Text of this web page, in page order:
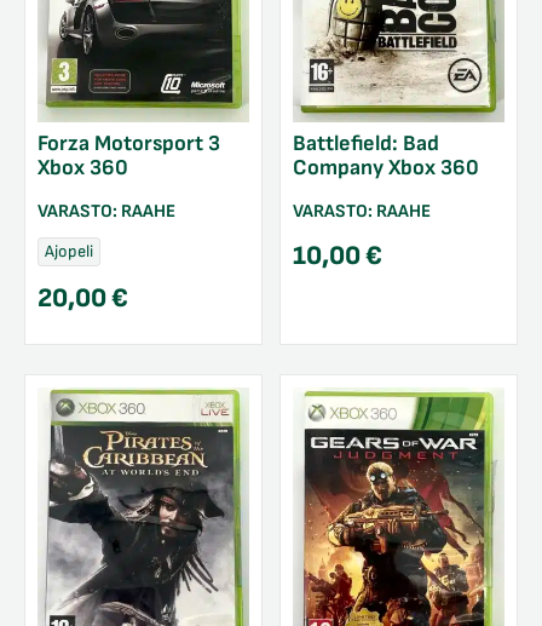
Forza Motorsport 3
Xbox 360
VARASTO: RAAHE
Ajopeli
20,00€
Battlefield: Bad
Company Xbox 360
VARASTO: RAAHE
10,00€